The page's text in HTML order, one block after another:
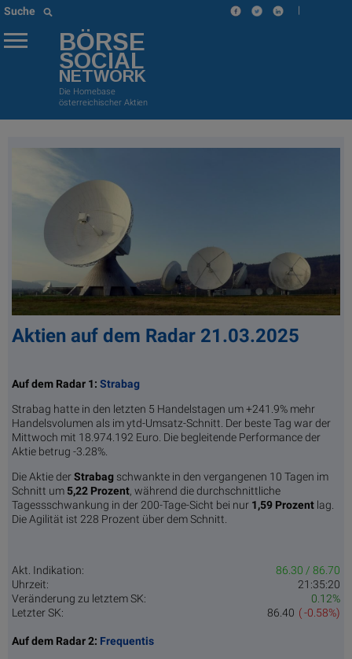
Suche |
BÖRSE
SOCIAL
NETWORK
Die Homebase
österreichischer Aktien
Aktien auf dem Radar 21.03.2025
Auf dem Radar 1: Strabag
Strabag hatte in den letzten 5 Handelstagen um +241.9% mehr
Handelsvolumen als im ytd-Umsatz-Schnitt. Der beste Tag war der
Mittwoch mit 18.974.192 Euro. Die begleitende Performance der
Aktie betrug -3.28%.
Die Aktie derStrabag schwankte in den vergangenen 10 Tagen im
Schnitt um 5,22 Pro­zent, während die durchschnittliche
Tagessschwankung in der 200-Tage-Sicht bei nur 1,59 Prozent lag.
Die Agilität ist 228 Prozent über dem Schnitt.
Akt. Indikation:
86.30 / 86.70
Uhrzeit:
21:35:20
Veränderung zu letztem SK:
0.12%
Letzter SK:
( -0.58%)
86.40
Auf dem Radar 2: Frequentis